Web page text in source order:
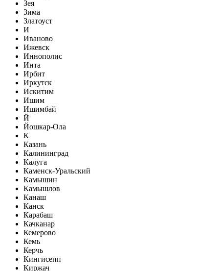
Зея
Зима
Златоуст
И
Иваново
Ижевск
Иннополис
Инта
Ирбит
Иркутск
Искитим
Ишим
Ишимбай
Й
Йошкар-Ола
К
Казань
Калининград
Калуга
Каменск-Уральский
Камышин
Камышлов
Канаш
Канск
Карабаш
Качканар
Кемерово
Кемь
Керчь
Кингисепп
Киржач